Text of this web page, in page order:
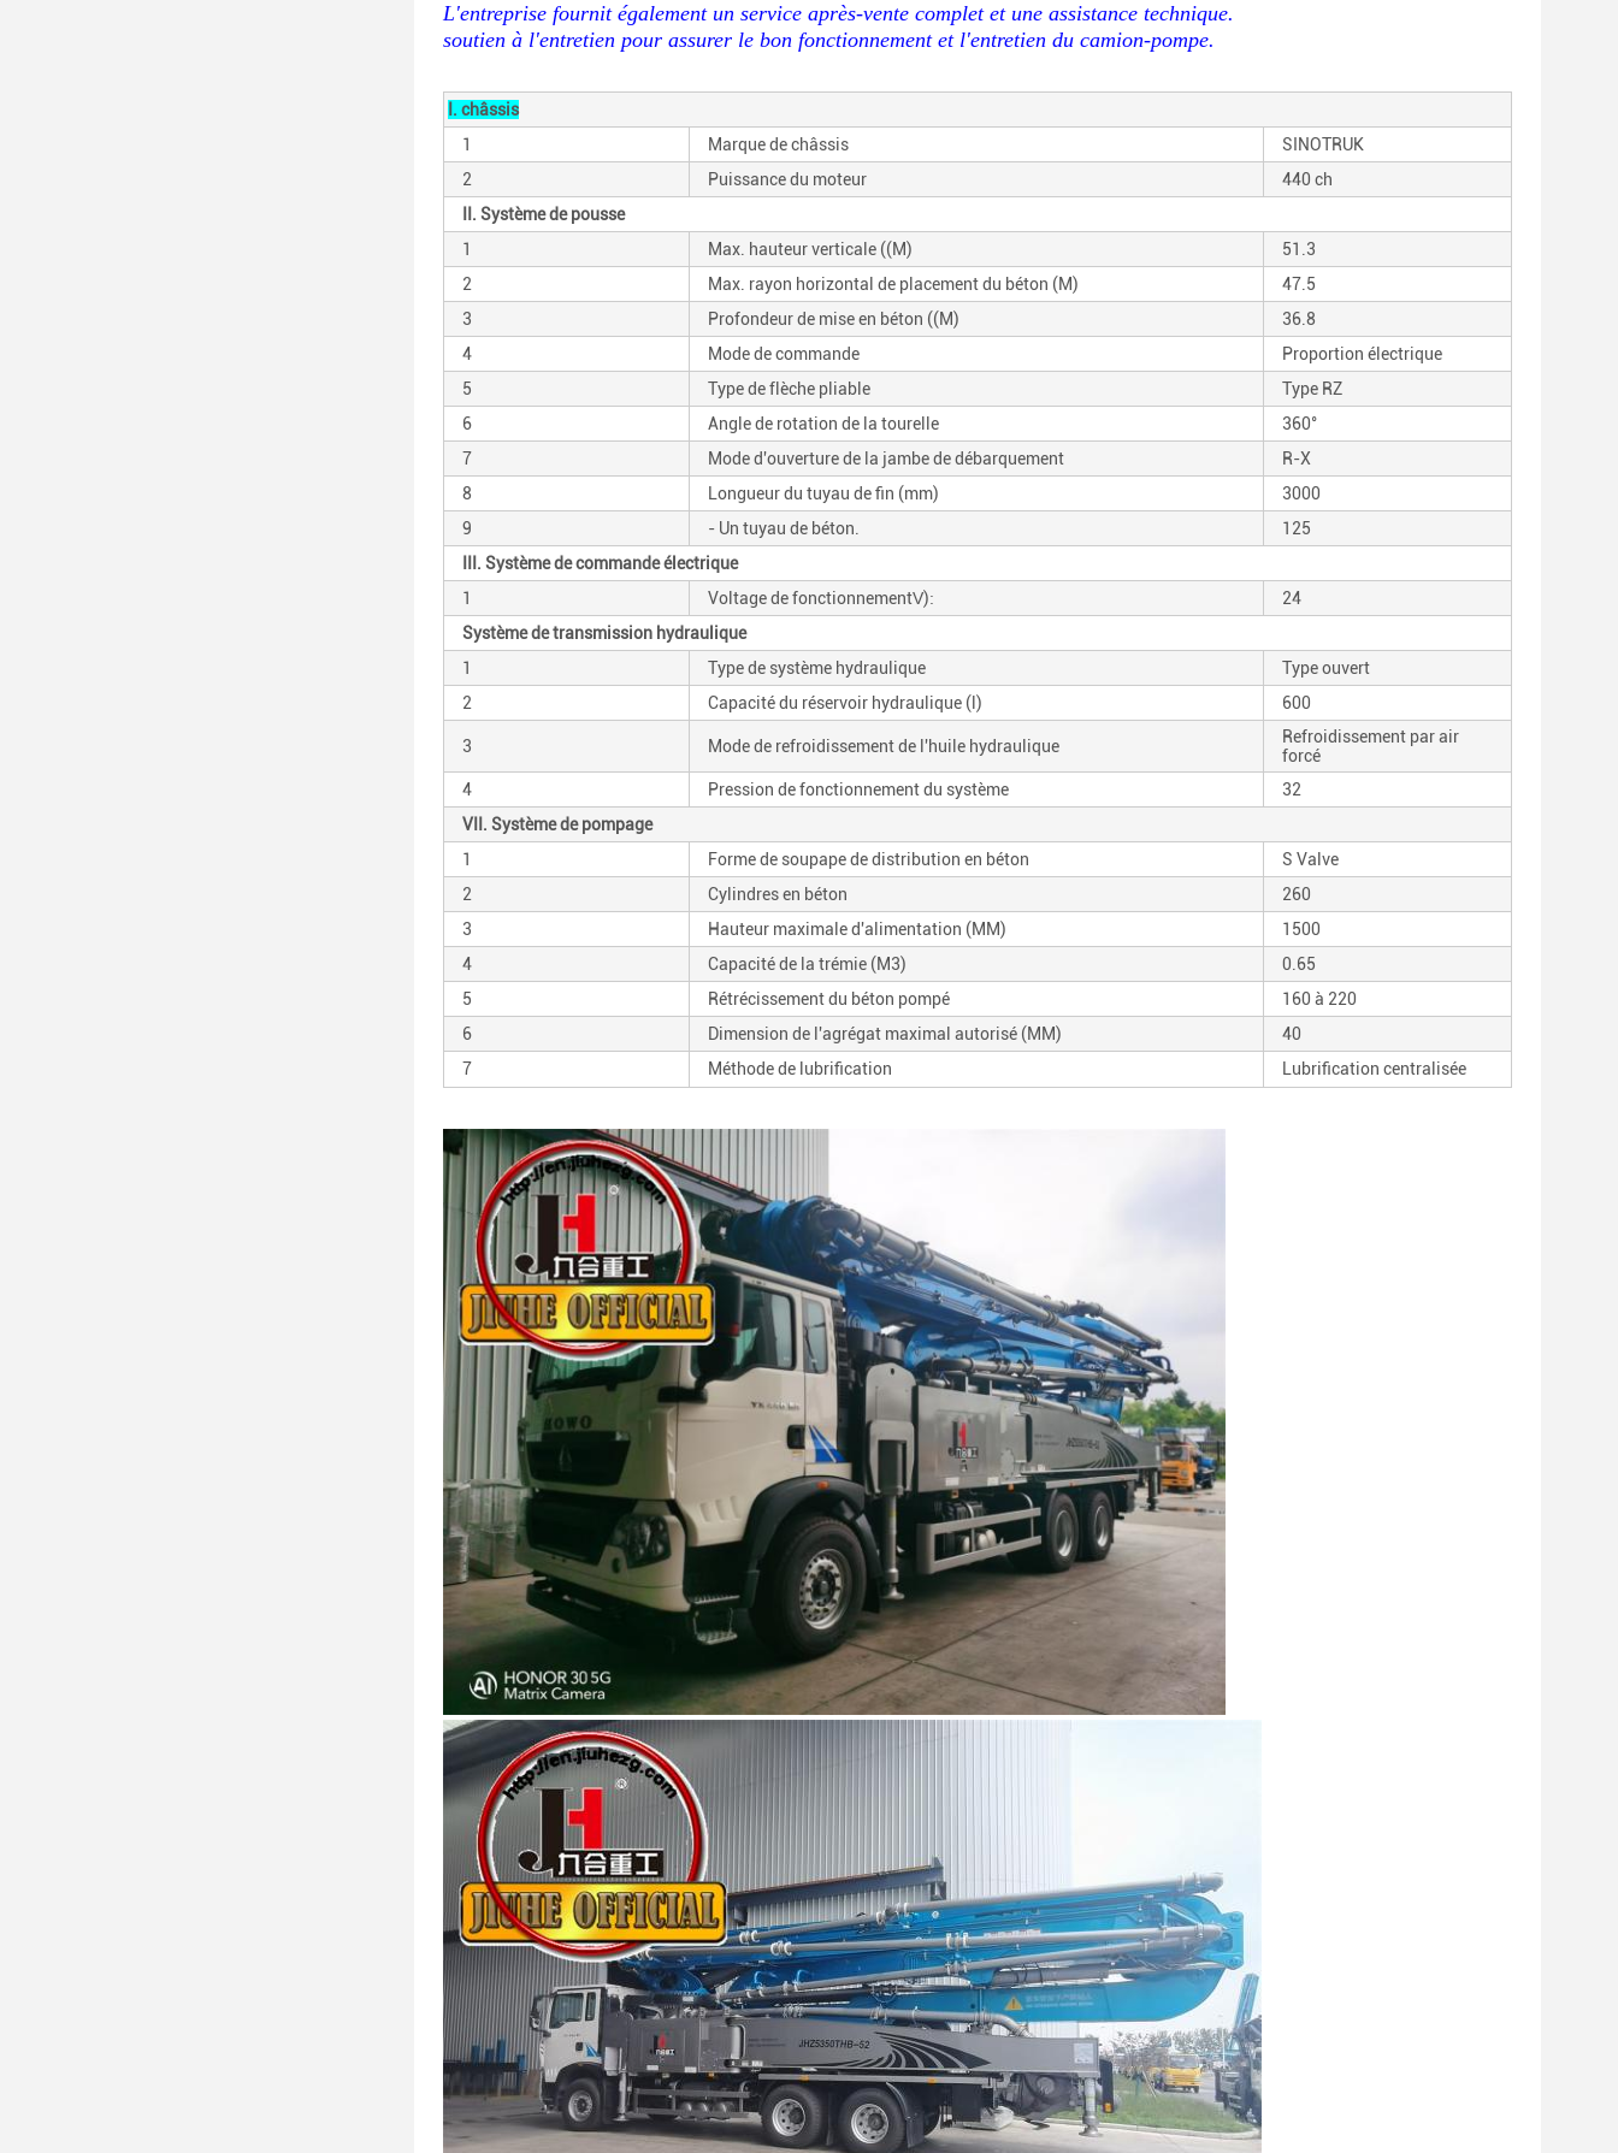
L'entreprise fournit également un service après-vente complet et une assistance technique.
soutien à l'entretien pour assurer le bon fonctionnement et l'entretien du camion-pompe.
I. châssis
1
Marque de châssis
SINOTRUK
2
Puissance du moteur
440 ch
II. Système de pousse
1
Max. hauteur verticale ((M)
51.3
2
Max. rayon horizontal de placement du béton (M)
47.5
3
Profondeur de mise en béton ((M)
36.8
4
Mode de commande
Proportion électrique
5
Type de flèche pliable
Type RZ
6
Angle de rotation de la tourelle
360°
7
Mode d'ouverture de la jambe de débarquement
R-X
8
Longueur du tuyau de fin (mm)
3000
9
- Un tuyau de béton.
125
III. Système de commande électrique
1
Voltage de fonctionnementV):
24
Système de transmission hydraulique
1
Type de système hydraulique
Type ouvert
2
Capacité du réservoir hydraulique (l) 600
3 Mode de refroidissement de l'huile hydraulique
Refroidissement par air
forcé
4
Pression de fonctionnement du système
32
VII. Système de pompage
1
Forme de soupape de distribution en béton
S Valve
2
Cylindres en béton
260
3
Hauteur maximale d'alimentation (MM)
1500
4
Capacité de la trémie (M3)
0.65
5
Rétrécissement du béton pompé
160 à 220
6
Dimension de l'agrégat maximal autorisé (MM)
40
7
Méthode de lubrification Lubrification centralisée